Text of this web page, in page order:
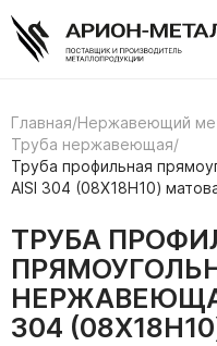
Главная/Нержавеющий
Труба нержавеющая/
Труба профильная
AISI 304 (08Х18Н10)
ТРУБА
304